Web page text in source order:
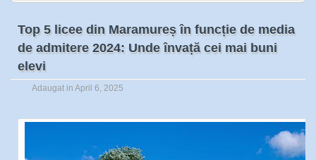
Top 5 licee din Maramureș în funcție de media
de admitere 2024: Unde învață cei mai buni
elevi
Adaugat in April 6, 2025